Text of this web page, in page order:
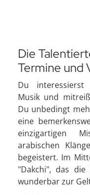
Die
Termine und
Du interessierst
Musik und
Du unbedingt
eine
einzigartigen
arabischen
begeistert. Im
"Dakchi", das
wunderbar zur